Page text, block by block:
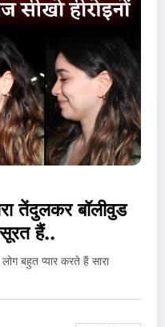
तेंदुलकर बॉलीवुड
हैं..
बहुत प्यार करते हैं सारा